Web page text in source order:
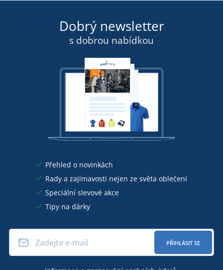
Dobrý newsletter
s dobrou nabídkou
Přehled o novinkách
Rady a zajímavosti nejen ze světa oblečení
Speciální slevové akce
Tipy na dárky
PŘIHLÁSIT SE